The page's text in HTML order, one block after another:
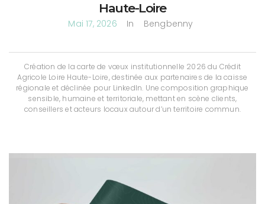
Haute-Loire
Mai 17, 2026 In Bengbenny
Création de la carte de vœux institutionnelle 2026 du Crédit
Agricole Loire Haute-Loire, destinée aux partenaires de la caisse
régionale et déclinée pour LinkedIn. Une composition graphique
sensible, humaine et territoriale, mettant en scène clients,
conseillers et acteurs locaux autour d’un territoire commun.